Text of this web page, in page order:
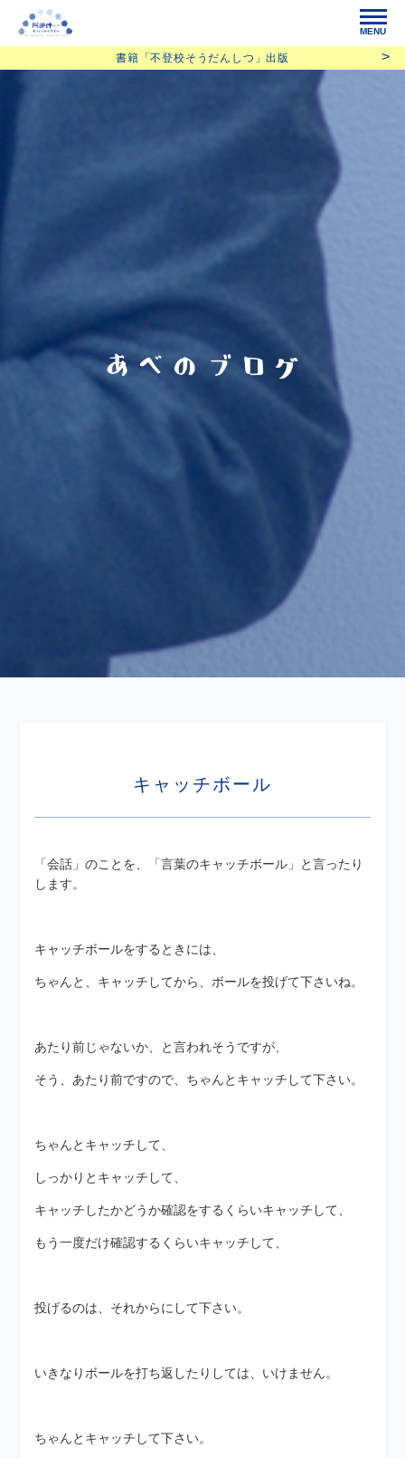
MENU
書籍「不登校そうだんしつ」出版
キャッチボール
「会話」のことを、「言葉のキャッチボール」と言ったり
します。
キャッチボールをするときには、
ちゃんと、キャッチしてから、ボールを投げて下さいね。
あたり前じゃないか、と言われそうですが、
そう、あたり前ですので、ちゃんとキャッチして下さい。
ちゃんとキャッチして、
しっかりとキャッチして、
キャッチしたかどうか確認をするくらいキャッチして、
もう一度だけ確認するくらいキャッチして、
投げるのは、それからにして下さい。
いきなりボールを打ち返したりしては、いけません。
ちゃんとキャッチして下さい。